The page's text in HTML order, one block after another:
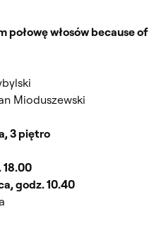
połowę włosów because of
Mioduszewski
3 piętro
18.00
godz. 10.40